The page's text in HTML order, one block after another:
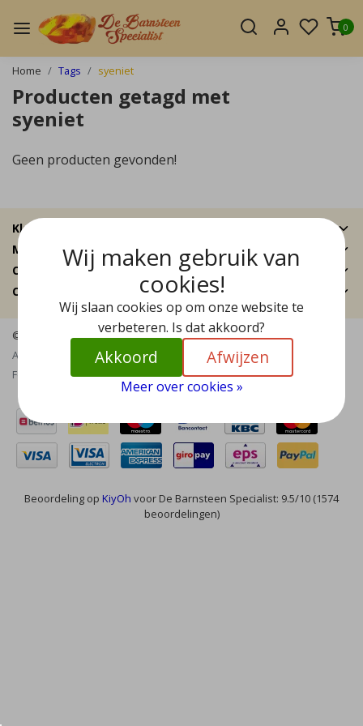
0
Home Tags syeniet
Producten getagd met
syeniet
Geen producten gevonden!
Klantenservice
Mijn account
Categorieën
Contactgegevens
© Copyright 2026 - De Barnsteen Specialist | RealisatieInStijl Media
Algemene voorwaarden|Disclaimer Privacy Policy|
Feed
Beoordeling op KiyOh voor De Barnsteen Specialist: 9.5/10 (1574
beoordelingen)
Wij maken gebruik van
cookies!
Wij slaan cookies op om onze website te
verbeteren. Is dat akkoord?
Akkoord Afwijzen
Meer over cookies »